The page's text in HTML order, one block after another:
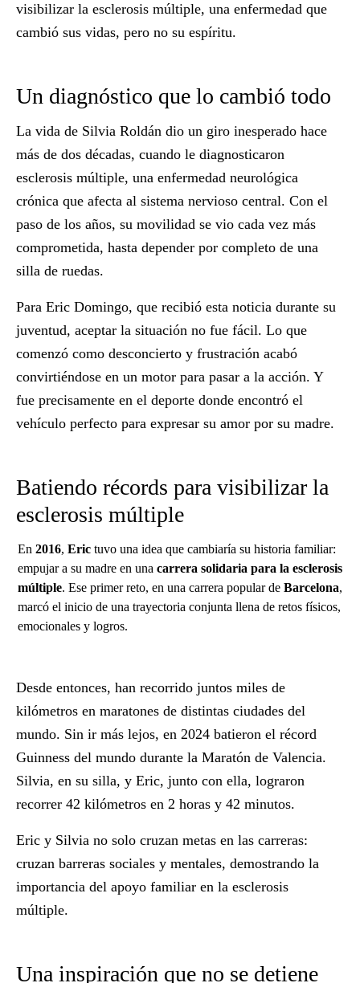
visibilizar la esclerosis múltiple, una enfermedad que
cambió sus vidas, pero no su espíritu.
Un diagnóstico que lo cambió todo
La vida de Silvia Roldán dio un giro inesperado hace
más de dos décadas, cuando le diagnosticaron
esclerosis múltiple, una enfermedad neurológica
crónica que afecta al sistema nervioso central. Con el
paso de los años, su movilidad se vio cada vez más
comprometida, hasta depender por completo de una
silla de ruedas.
Para Eric Domingo, que recibió esta noticia durante su
juventud, aceptar la situación no fue fácil. Lo que
comenzó como desconcierto y frustración acabó
convirtiéndose en un motor para pasar a la acción. Y
fue precisamente en el deporte donde encontró el
vehículo perfecto para expresar su amor por su madre.
Batiendo récords para visibilizar la
esclerosis múltiple
En 2016, Eric tuvo una idea que cambiaría su historia familiar:
empujar a su madre en una carrera solidaria para la esclerosis
múltiple. Ese primer reto, en una carrera popular de Barcelona,
marcó el inicio de una trayectoria conjunta llena de retos físicos,
emocionales y logros.
Desde entonces, han recorrido juntos miles de
kilómetros en maratones de distintas ciudades del
mundo. Sin ir más lejos, en 2024 batieron el récord
Guinness del mundo durante la Maratón de Valencia.
Silvia, en su silla, y Eric, junto con ella, lograron
recorrer 42 kilómetros en 2 horas y 42 minutos.
Eric y Silvia no solo cruzan metas en las carreras:
cruzan barreras sociales y mentales, demostrando la
importancia del apoyo familiar en la esclerosis
múltiple.
Una inspiración que no se detiene